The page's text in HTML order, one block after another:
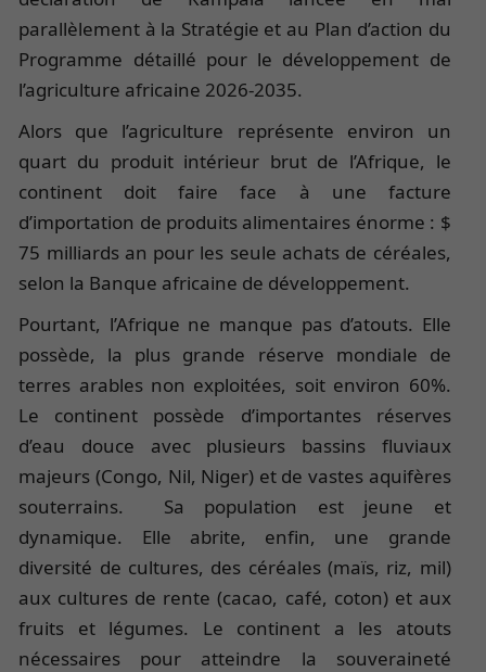
parallèlement à la Stratégie et au Plan d’action du
Programme détaillé pour le développement de
l’agriculture africaine 2026-2035.
Alors que l’agriculture représente environ un
quart du produit intérieur brut de l’Afrique, le
continent doit faire face à une facture
d’importation de produits alimentaires énorme : $
75 milliards an pour les seule achats de céréales,
selon la Banque africaine de développement.
Pourtant, l’Afrique ne manque pas d’atouts. Elle
possède, la plus grande réserve mondiale de
terres arables non exploitées, soit environ 60%.
Le continent possède d’importantes réserves
d’eau douce avec plusieurs bassins fluviaux
majeurs (Congo, Nil, Niger) et de vastes aquifères
souterrains. Sa population est jeune et
dynamique. Elle abrite, enfin, une grande
diversité de cultures, des céréales (maïs, riz, mil)
aux cultures de rente (cacao, café, coton) et aux
fruits et légumes. Le continent a les atouts
nécessaires pour atteindre la souveraineté